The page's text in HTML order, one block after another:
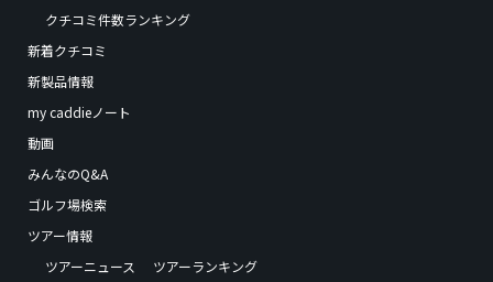
クチコミ件数ランキング
新着クチコミ
新製品情報
my caddieノート
動画
みんなのQ&A
ゴルフ場検索
ツアー情報
ツアーニュース
ツアーランキング